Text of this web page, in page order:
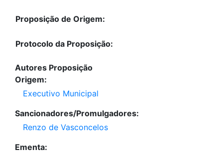
Proposição de Origem:
Protocolo da Proposição:
Autores Proposição
Origem:
Executivo Municipal
Sancionadores/Promulgadores:
Renzo de Vasconcelos
Ementa: